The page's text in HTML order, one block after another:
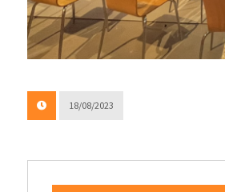
18/08/2023